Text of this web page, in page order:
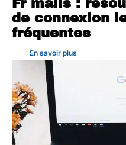
Fr mails :
de connexion
fréquentes
En savoir plus